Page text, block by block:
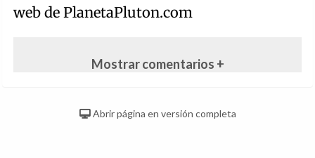
web de PlanetaPluton.com
Mostrar comentarios +
Abrir página en versión completa